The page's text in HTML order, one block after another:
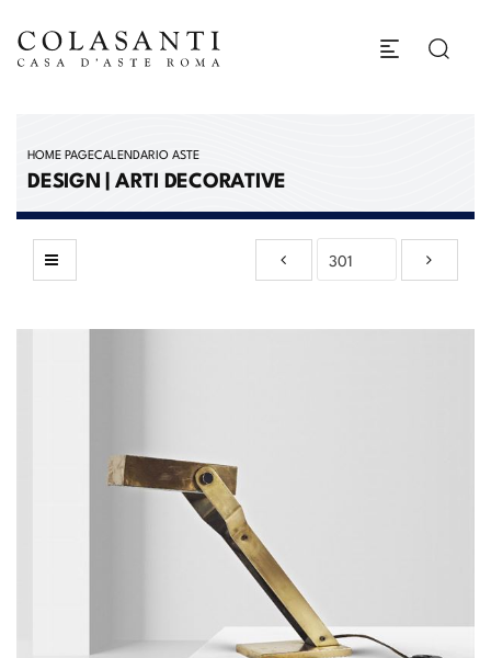
HOME PAGECALENDARIO ASTE
DESIGN | ARTI DECORATIVE